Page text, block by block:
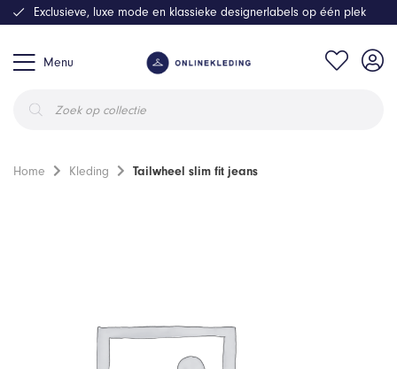
Menu
zoeken
Exclusieve, luxe mode en klassieke designerlabels op één plek
Home Kleding Tailwheel slim fit jeans